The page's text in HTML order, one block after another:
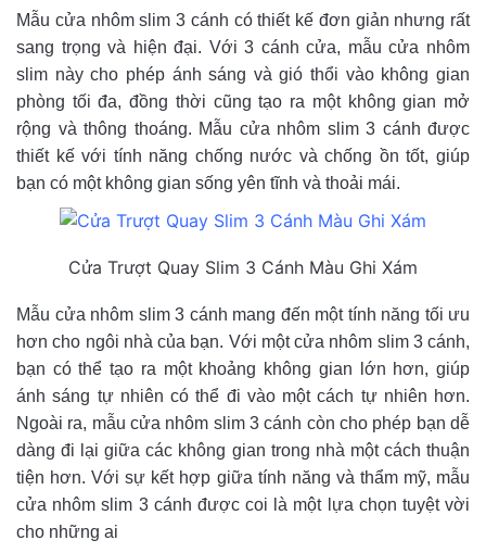
Mẫu cửa nhôm slim 3 cánh có thiết kế đơn giản nhưng rất
sang trọng và hiện đại. Với 3 cánh cửa, mẫu cửa nhôm
slim này cho phép ánh sáng và gió thổi vào không gian
phòng tối đa, đồng thời cũng tạo ra một không gian mở
rộng và thông thoáng. Mẫu cửa nhôm slim 3 cánh được
thiết kế với tính năng chống nước và chống ồn tốt, giúp
bạn có một không gian sống yên tĩnh và thoải mái.
Cửa Trượt Quay Slim 3 Cánh Màu Ghi Xám
Mẫu cửa nhôm slim 3 cánh mang đến một tính năng tối ưu
hơn cho ngôi nhà của bạn. Với một cửa nhôm slim 3 cánh,
bạn có thể tạo ra một khoảng không gian lớn hơn, giúp
ánh sáng tự nhiên có thể đi vào một cách tự nhiên hơn.
Ngoài ra, mẫu cửa nhôm slim 3 cánh còn cho phép bạn dễ
dàng đi lại giữa các không gian trong nhà một cách thuận
tiện hơn. Với sự kết hợp giữa tính năng và thẩm mỹ, mẫu
cửa nhôm slim 3 cánh được coi là một lựa chọn tuyệt vời
cho những ai